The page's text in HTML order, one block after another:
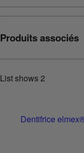
Produits associés
List shows2
Dentifrice